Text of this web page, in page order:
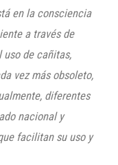
en la consciencia
a través de
uso de cañitas,
vez más obsoleto,
diferentes
nacional y
facilitan su uso y